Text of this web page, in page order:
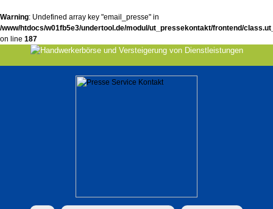
Warning: Undefined array key "email_presse" in
/www/htdocs/w01fb5e3/undertool.de/modul/ut_pressekontakt/frontend/
on line 187